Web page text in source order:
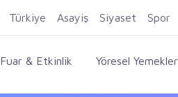
Firma Ekle
Fuar & Etkinlik Yöresel Yemekler
Türkiye Asayiş Siyaset Spor